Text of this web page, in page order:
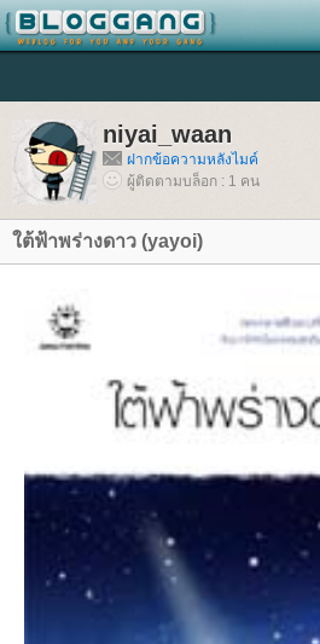
niyai_waan
ฝากข้อความหลังไมค์
ผู้ติดตามบล็อก : 1 คน
ต้ฟ้าพร่างดาว (yayoi)